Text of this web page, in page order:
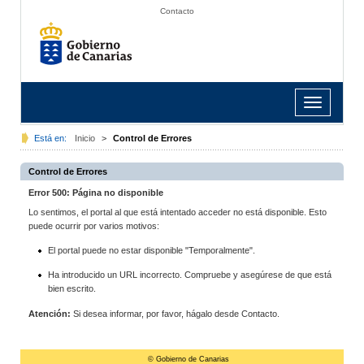
Contacto
Toggle
navigation
Está en: Inicio > Control de Errores
Control de Errores
Error 500: Página no disponible
Lo sentimos, el portal al que está intentado acceder no está disponible. Esto
puede ocurrir por varios motivos:
El portal puede no estar disponible "Temporalmente".
Ha introducido un URL incorrecto. Compruebe y asegúrese de que está
bien escrito.
Atención: Si desea informar, por favor, hágalo desde Contacto.
© Gobierno de Canarias